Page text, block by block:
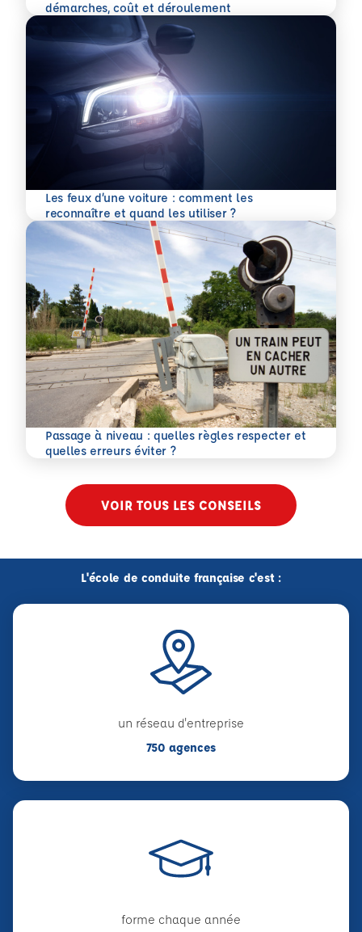
démarches, coût et déroulement
En savoir plus
Les feux d’une voiture : comment les
reconnaître et quand les utiliser ?
En savoir plus
Passage à niveau : quelles règles respecter et
quelles erreurs éviter ?
En savoir plus
VOIR TOUS LES CONSEILS
L'école de conduite française c'est :
un réseau d'entreprise
750 agences
forme chaque année